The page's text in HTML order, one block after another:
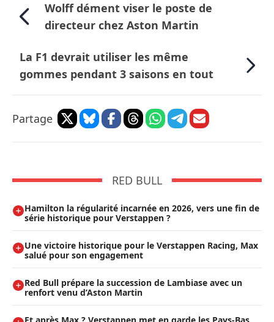
Wolff dément viser le poste de
directeur chez Aston Martin
La F1 devrait utiliser les même
gommes pendant 3 saisons en tout
Partage
RED BULL
Hamilton la régularité incarnée en 2026, vers une fin de
série historique pour Verstappen ?
Une victoire historique pour le Verstappen Racing, Max
salué pour son engagement
Red Bull prépare la succession de Lambiase avec un
renfort venu d’Aston Martin